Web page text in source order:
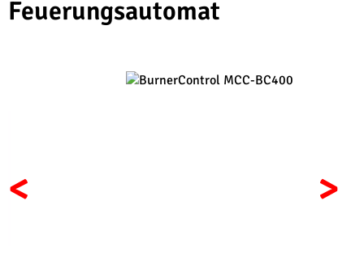
Feuerungsautomat
< >